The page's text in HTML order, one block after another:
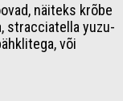
näiteks krõbe
stracciatella yuzu-
või